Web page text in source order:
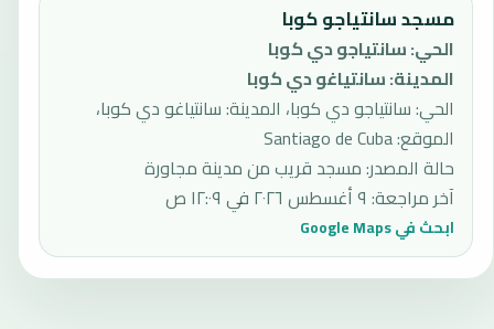
مسجد سانتياجو كوبا
الحي:سانتياجو دي كوبا
المدينة:سانتياغو دي كوبا
الحي: سانتياجو دي كوبا، المدينة: سانتياغو دي كوبا،
الموقع: Santiago de Cuba
حالة المصدر:مسجد قريب من مدينة مجاورة
آخر مراجعة: ٩ أغسطس ٢٠٢٦ في ١٢:٠٩ ص
ابحث في Google Maps